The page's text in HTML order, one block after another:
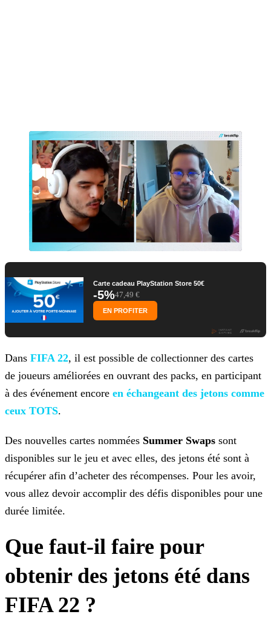
Carte cadeau PlayStation Store 50€
-5%47,49 €
EN PROFITER
Dans FIFA 22, il est possible de collectionner des cartes
de joueurs améliorées en ouvrant des packs, en participant
à des événement encore en échangeant des jetons comme
ceux TOTS.
Des nouvelles cartes nommées Summer Swaps sont
disponibles sur le jeu et avec elles, des jetons été sont à
récupérer afin d’acheter des récompenses. Pour les avoir,
vous allez devoir accomplir des défis disponibles pour une
durée limitée.
Que faut-il faire pour
obtenir des jetons été dans
FIFA 22 ?